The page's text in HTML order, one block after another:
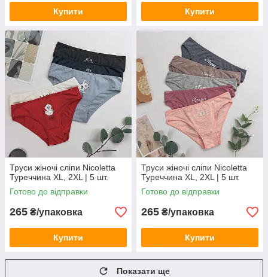
Купити Купити
Труси жіночі сліпи Nicoletta
Туреччина XL, 2XL | 5 шт.
Готово до відправки
265 ₴/упаковка
Купити
Труси жіночі сліпи Nicoletta
Туреччина XL, 2XL | 5 шт.
Готово до відправки
265 ₴/упаковка
Купити
Показати ще